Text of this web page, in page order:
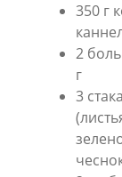
350 г
2
г
3